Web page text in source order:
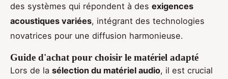
des systèmes qui répondent à des exigences
acoustiques variées, intégrant des technologies
novatrices pour une diffusion harmonieuse.
Guide d'achat pour choisir le matériel adapté
Lors de la sélection du matériel audio, il est crucial